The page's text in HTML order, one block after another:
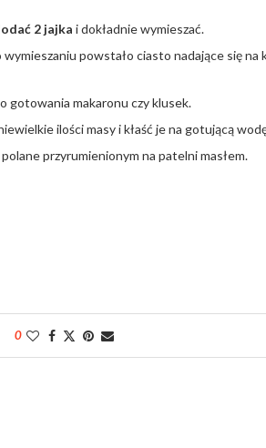
2 jajka i dokładnie wymieszać.
powstało ciasto nadające się na
gotowania makaronu czy klusek.
ilości masy i kłaść je na gotującą
przyrumienionym na patelni masłem.
0